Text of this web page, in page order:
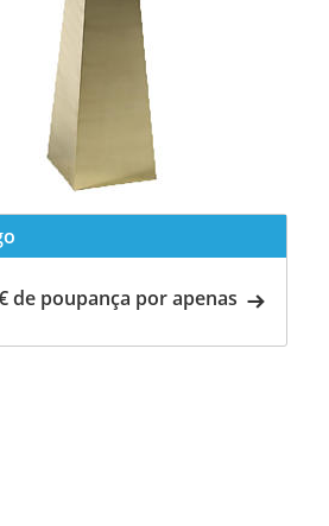
de poupança por apenas